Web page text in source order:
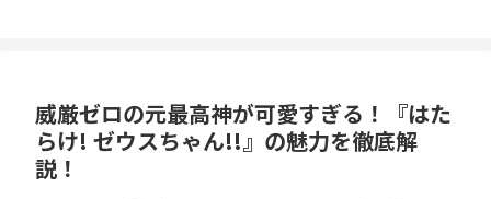
威厳ゼロの元最高神が可愛すぎる！『はた
らけ! ゼウスちゃん!!』の魅力を徹底解
説！